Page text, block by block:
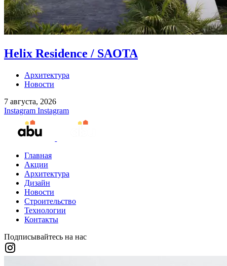
Helix Residence / SAOTA
Архитектура
Новости
7 августа, 2026
Instagram Instagram
Главная
Акции
Архитектура
Дизайн
Новости
Строительство
Технологии
Контакты
Подписывайтесь на нас